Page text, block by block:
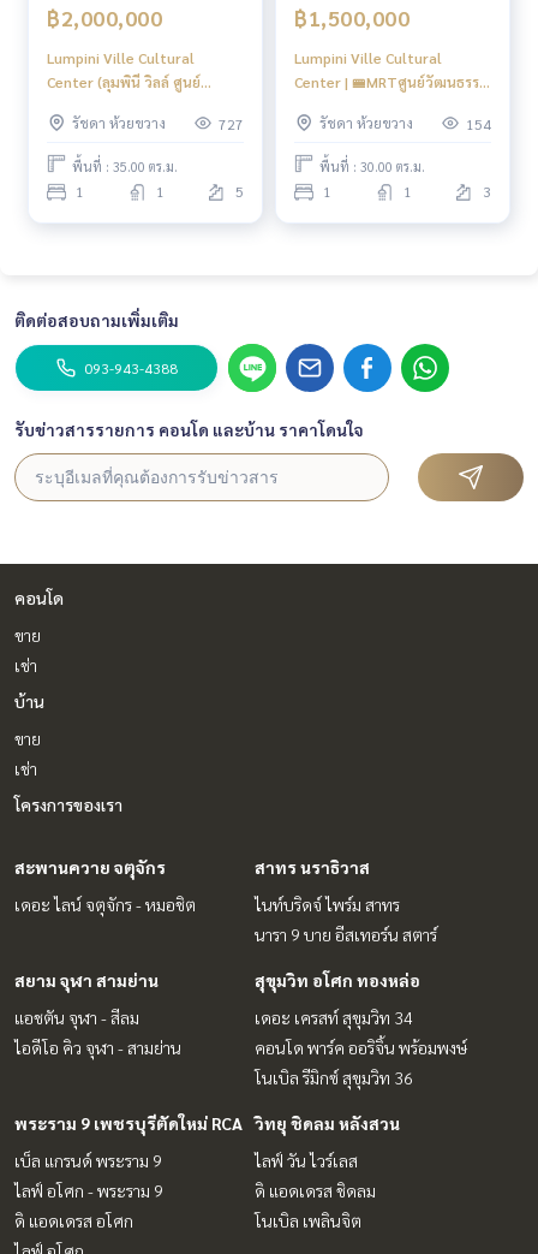
฿2,000,000
Lumpini Ville Cultural
Center (ลุมพินี วิลล์ ศูนย์
Center 1.5 กม | ราคาดี ใกล้ย่าน
ชุมชน แหล่งความเจริญ| #N
รัชดา ห้วยขวาง 727
พื้นที่ : 35.00 ตร.ม.
1 1 5
฿1,500,000
Lumpini Ville Cultural
Center | 🚝MRTศูนย์วัฒนธรรม
รัชดา ห้วยขวาง
154
พื้นที่ : 30.00 ตร.ม.
1 1 3
ติดต่อสอบถามเพิ่มเติม
093-943-4388
รับข่าวสารรายการ คอนโด และบ้าน ราคาโดนใจ
คอนโด
ขาย
เช่า
บ้าน
ขาย
เช่า
โครงการของเรา
สะพานควาย จตุจักร
เดอะ ไลน์ จตุจักร - หมอชิต
สาทร นราธิวาส
ไนท์บริดจ์ ไพร์ม สาทร
นารา 9 บาย อีสเทอร์น สตาร์
สยาม จุฬา สามย่าน
แอชตัน จุฬา - สีลม
ไอดีโอ คิว จุฬา - สามย่าน
สุขุมวิท อโศก ทองหล่อ
เดอะ เครสท์ สุขุมวิท 34
คอนโด พาร์ค ออริจิ้น พร้อมพงษ์
โนเบิล รีมิกซ์ สุขุมวิท 36
พระราม 9 เพชรบุรีตัดใหม่ RCA
เบ็ล แกรนด์ พระราม 9
ไลฟ์ อโศก - พระราม 9
ดิ แอดเดรส อโศก
วิทยุ ชิดลม หลังสวน
ไลฟ์ วัน ไวร์เลส
ดิ แอดเดรส ชิดลม
โนเบิล เพลินจิต